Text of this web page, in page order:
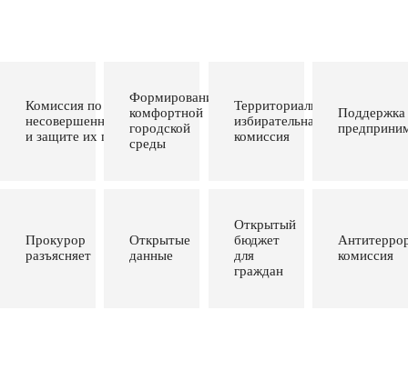
Комиссия по делам
несовершеннолетних
и защите их прав
Формирование
комфортной
городской
среды
Территориальная
избирательная
комиссия
Поддержка
Прокурор
разъясняет
Открытые
данные
Открытый
бюджет
для
граждан
комиссия